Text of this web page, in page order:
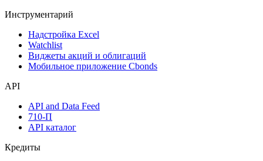
Инструментарий
Надстройка Excel
Watchlist
Виджеты акций и облигаций
Мобильное приложение Cbonds
API
API and Data Feed
710-П
API каталог
Кредиты